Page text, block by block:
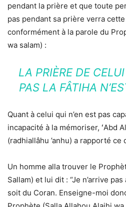
pendant la prière et que toute
pas pendant sa prière verra
conformément à la parole du
wa salam) :
LA PRIÈRE DE
PAS LA FÂTIHA
Quant à celui qui n’en est pas
incapacité à la mémoriser, ʻAbd
(radhiallâhu ’anhu) a rapporté ce
Un homme alla trouver le
Sallam) et lui dit : “Je n’arrive
soit du Coran. Enseigne-moi